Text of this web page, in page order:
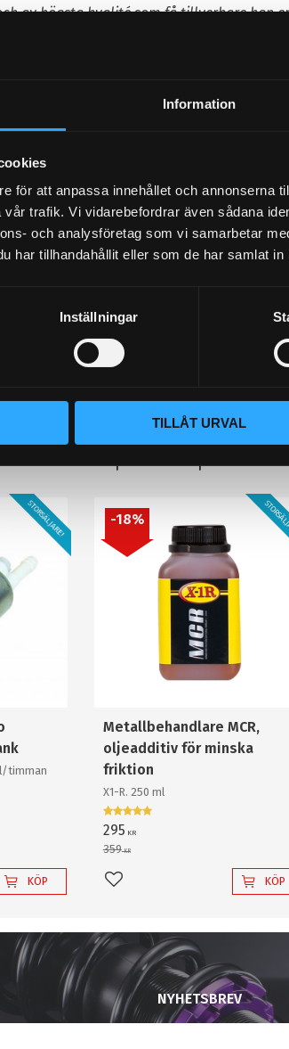
Information
för att anpassa innehållet och annonserna
trafik. Vi vidarebefordrar även sådana
och analysföretag som vi samarbetar
har tillhandahållit eller som de har samlat
Inställningar
TILLÅT URVAL
av högsta kvalité som få tillverkare kan
Populära
timman
STORSÄLJARE!
KÖP
Metallbehandlare MCR,
oljeadditiv för minska
friktion
X1-R. 250 ml
295 KR
359KR
18%
Lägg till i favoriter KÖP
NYHETSBREV